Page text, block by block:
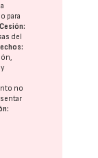
para
Cesión:
del
no